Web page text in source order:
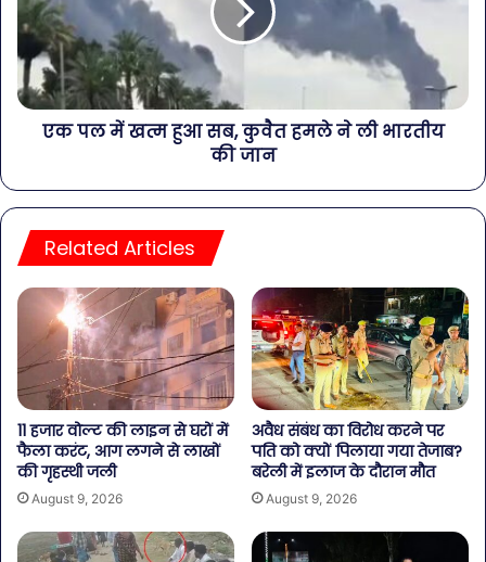
एक पल में खत्म हुआ सब, कुवैत हमले ने ली भारतीय
की जान
Related Articles
11 हजार वोल्ट की लाइन से घरों में
फैला करंट, आग लगने से लाखों
की गृहस्थी जली
August 9, 2026
अवैध संबंध का विरोध करने पर
पति को क्यों पिलाया गया तेजाब?
बरेली में इलाज के दौरान मौत
August 9, 2026